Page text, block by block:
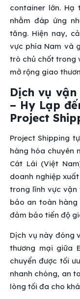
container lớn.
nhằm đáp ứng
tăng. Hiện nay,
vực phía Nam và
trò chủ chốt trong
mở rộng giao
Dịch vụ
– Hy Lạp
Project
Project Shipping
hàng hóa chuyên
Cát Lái (Việt
doanh nghiệp
trong lĩnh vực vận
bảo an toàn
đảm bảo tiến độ
Dịch vụ này đóng
thương mại giữa
chuyển được tối
nhanh chóng, an
lòng tối đa cho